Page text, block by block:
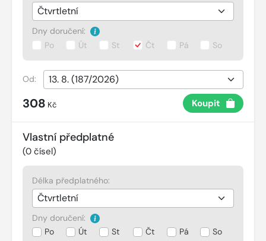
Dny doručení:
Po
Út St Čt Pá So
Od:
308 Kč Koupit
Vlastní předplatné
(0 čísel)
Délka předplatného:
Dny doručení:
Po
Út St Čt Pá So